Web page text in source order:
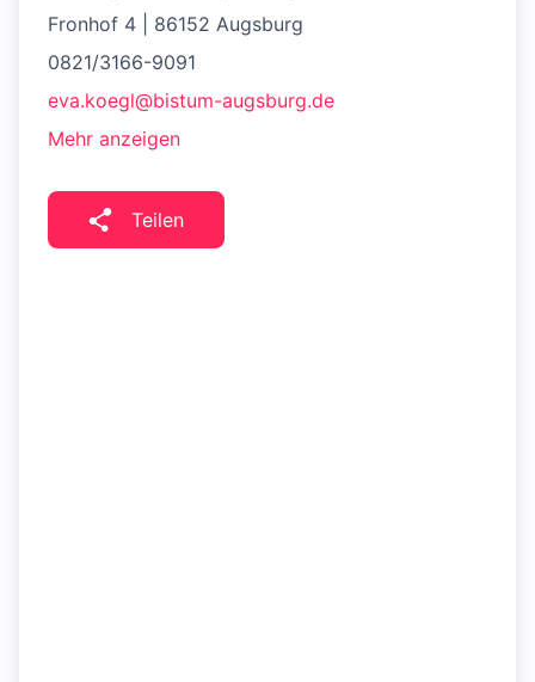
Fronhof 4 | 86152 Augsburg
0821/3166-9091
eva.koegl@bistum-augsburg.de
Mehr anzeigen
Teilen